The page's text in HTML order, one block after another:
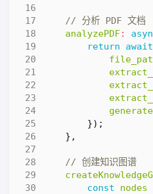
analyzePDF:
return
await
});
},
const
nodes